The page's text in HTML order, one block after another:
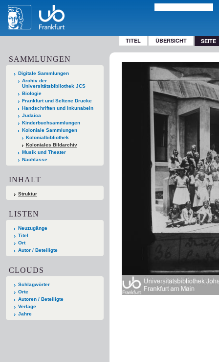
TITEL ÜBERSICHT SEITE
SAMMLUNGEN
Digitale Sammlungen
Archiv der
Universitätsbibliothek JCS
Biologie
Frankfurt und Seltene Drucke
Handschriften und Inkunabeln
Judaica
Kinderbuchsammlungen
Koloniale Sammlungen
Kolonialbibliothek
Koloniales Bildarchiv
Musik und Theater
Nachlässe
INHALT
Struktur
LISTEN
Neuzugänge
Titel
Ort
Autor / Beteiligte
CLOUDS
Schlagwörter
Orte
Autoren / Beteiligte
Verlage
Jahre